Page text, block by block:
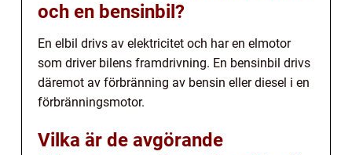
och en bensinbil?
En elbil drivs av elektricitet och har en elmotor
som driver bilens framdrivning. En bensinbil drivs
däremot av förbränning av bensin eller diesel i en
förbränningsmotor.
Vilka är de avgörande